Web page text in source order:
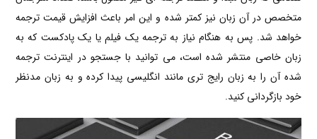
متخصص در آن زبان نیز کمتر شده و این امر باعث افزایش قیمت ترجمه
خواهد شد. پس به هنگام نیاز به ترجمه یک فیلم یا یک پادکست که به
زبان خاصی منتشر شده است، می توانید با جستجو در اینترنت ترجمه
شده آن را به زبان رایج تری مانند انگلیسی پیدا کرده و به زبان مدنظر
خود بازگردانی کنید.